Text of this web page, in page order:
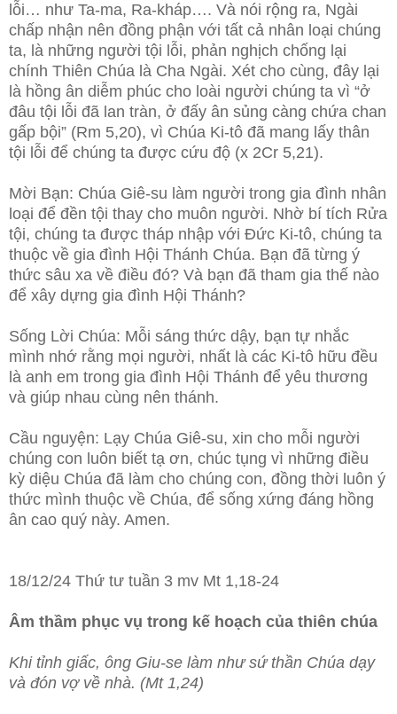
lỗi… như Ta-ma, Ra-kháp…. Và nói rộng ra, Ngài
chấp nhận nên đồng phận với tất cả nhân loại chúng
ta, là những người tội lỗi, phản nghịch chống lại
chính Thiên Chúa là Cha Ngài. Xét cho cùng, đây lại
là hồng ân diễm phúc cho loài người chúng ta vì “ở
đâu tội lỗi đã lan tràn, ở đấy ân sủng càng chứa chan
gấp bội” (Rm 5,20), vì Chúa Ki-tô đã mang lấy thân
tội lỗi để chúng ta được cứu độ (x 2Cr 5,21).
Mời Bạn: Chúa Giê-su làm người trong gia đình nhân
loại để đền tội thay cho muôn người. Nhờ bí tích Rửa
tội, chúng ta được tháp nhập với Đức Ki-tô, chúng ta
thuộc về gia đình Hội Thánh Chúa. Bạn đã từng ý
thức sâu xa về điều đó? Và bạn đã tham gia thế nào
để xây dựng gia đình Hội Thánh?
Sống Lời Chúa: Mỗi sáng thức dậy, bạn tự nhắc
mình nhớ rằng mọi người, nhất là các Ki-tô hữu đều
là anh em trong gia đình Hội Thánh để yêu thương
và giúp nhau cùng nên thánh.
Cầu nguyện: Lạy Chúa Giê-su, xin cho mỗi người
chúng con luôn biết tạ ơn, chúc tụng vì những điều
kỳ diệu Chúa đã làm cho chúng con, đồng thời luôn ý
thức mình thuộc về Chúa, để sống xứng đáng hồng
ân cao quý này. Amen.
18/12/24 Thứ tư tuần 3 mv Mt 1,18-24
Âm thầm phục vụ trong kế hoạch của thiên chúa
Khi tỉnh giấc, ông Giu-se làm như sứ thần Chúa dạy
và đón vợ về nhà. (Mt 1,24)